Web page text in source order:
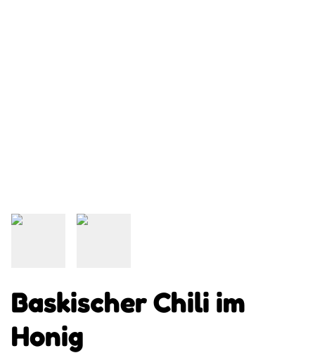
Baskischer Chili im
Honig